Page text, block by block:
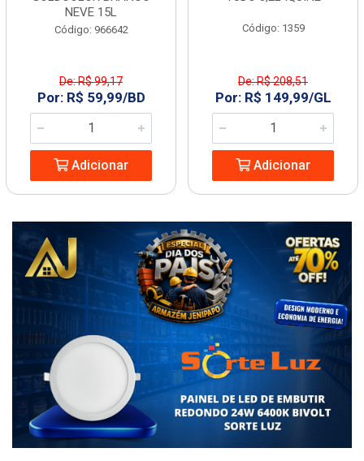
NEVE 15L
Código: 966642
De: R$ 99,17
Por: R$ 59,99/BD
Adicionar
Código: 1359
De: R$ 208,51
Por: R$ 149,99/GL
Adicionar